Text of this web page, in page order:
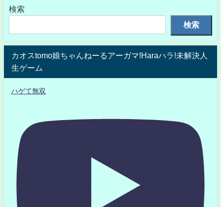
検索
検索
カオスtomo娘ちゃんねーるアーガマ!Haraハラ!未解決人
生ゲーム
ハゲて無双